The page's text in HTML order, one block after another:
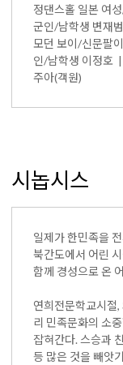
정댄스홀 일본 여
군인/남학생 변재
모던 보이/신문팔
인/남학생 이정호
주아(객원)
시놉시스
일제가 한민족을
북간도에서 어린
함께 경성으로 온
연희전문학교시절
리 민족문화의 소
잡혀간다. 스승과
등 많은 것을 빼앗